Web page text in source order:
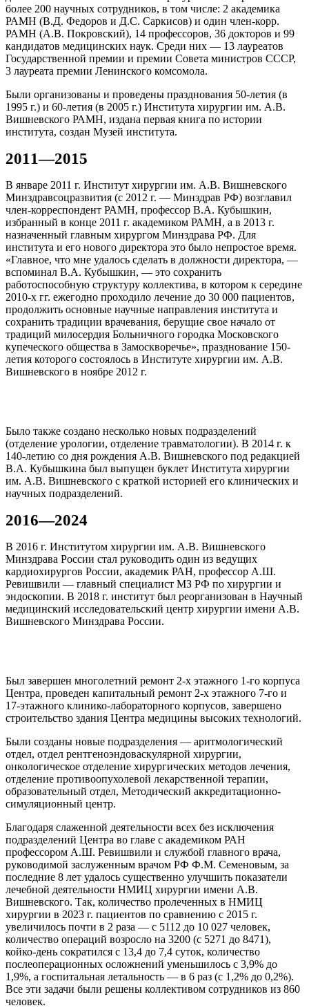
более 200 научных сотрудников, в том числе: 2 академика
РАМН (В.Д. Федоров и Д.С. Саркисов) и один член-корр.
РАМН (А.В. Покровский), 14 профессоров, 36 докторов и 99
кандидатов медицинских наук. Среди них — 13 лауреатов
Государственной премии и премии Совета министров СССР,
3 лауреата премии Ленинского комсомола.
Были организованы и проведены празднования 50-летия (в
1995 г.) и 60-летия (в 2005 г.) Института хирургии им. А.В.
Вишневского РАМН, издана первая книга по истории
института, создан Музей института.
2011—2015
В январе 2011 г. Институт хирургии им. А.В. Вишневского
Минздравсоцразвития (с 2012 г. — Минздрав РФ) возглавил
член-корреспондент РАМН, профессор В.А. Кубышкин,
избранный в конце 2011 г. академиком РАМН, а в 2013 г.
назначенный главным хирургом Минздрава РФ. Для
института и его нового директора это было непростое время.
«Главное, что мне удалось сделать в должности директора, —
вспоминал В.А. Кубышкин, — это сохранить
работоспособную структуру коллектива, в котором к середине
2010-х гг. ежегодно проходило лечение до 30 000 пациентов,
продолжить основные научные направления института и
сохранить традиции врачевания, берущие свое начало от
традиций милосердия Больничного городка Московского
купеческого общества в Замоскворечье», празднование 150-
летия которого состоялось в Институте хирургии им. А.В.
Вишневского в ноябре 2012 г.
Было также создано несколько новых подразделений
(отделение урологии, отделение травматологии). В 2014 г. к
140-летию со дня рождения А.В. Вишневского под редакцией
В.А. Кубышкина был выпущен буклет Института хирургии
им. А.В. Вишневского с краткой историей его клинических и
научных подразделений.
2016—2024
В 2016 г. Институтом хирургии им. А.В. Вишневского
Минздрава России стал руководить один из ведущих
кардиохирургов России, академик РАН, профессор А.Ш.
Ревишвили — главный специалист МЗ РФ по хирургии и
эндоскопии. В 2018 г. институт был реорганизован в Научный
медицинский исследовательский центр хирургии имени А.В.
Вишневского Минздрава России.
Был завершен многолетний ремонт 2-х этажного 1-го корпуса
Центра, проведен капитальный ремонт 2-х этажного 7-го и
17-этажного клинико-лабораторного корпусов, завершено
строительство здания Центра медицины высоких технологий.
Были созданы новые подразделения — аритмологический
отдел, отдел рентгеноэндоваскулярной хирургии,
онкологическое отделение хирургических методов лечения,
отделение противоопухолевой лекарственной терапии,
образовательный отдел, Методический аккредитационно-
симуляционный центр.
Благодаря слаженной деятельности всех без исключения
подразделений Центра во главе с академиком РАН
профессором А.Ш. Ревишвили и службой главного врача,
руководимой заслуженным врачом РФ Ф.М. Семеновым, за
последние 8 лет удалось существенно улучшить показатели
лечебной деятельности НМИЦ хирургии имени А.В.
Вишневского. Так, количество пролеченных в НМИЦ
хирургии в 2023 г. пациентов по сравнению с 2015 г.
увеличилось почти в 2 раза — с 5112 до 10 027 человек,
количество операций возросло на 3200 (с 5271 до 8471),
койко-день сократился с 13,4 до 7,4 суток, количество
послеоперационных осложнений уменьшилось с 3,9% до
1,9%, а госпитальная летальность — в 6 раз (с 1,2% до 0,2%).
Все эти задачи были решены коллективом сотрудников из 860
человек.